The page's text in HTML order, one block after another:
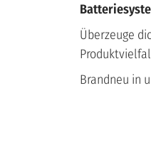
Überzeuge
Brandneu in